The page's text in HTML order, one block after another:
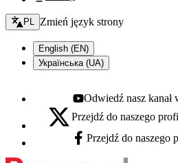
Zmień język - bieżący:
PL Zmień język strony
English (EN)
Українська (UA)
Youtube - otwiera się w nowej
Odwiedź nasz kanał
X - otwiera się w nowej karcie
Przejdź do naszego
Facebook - otwiera się w nowej
Przejdź do naszego